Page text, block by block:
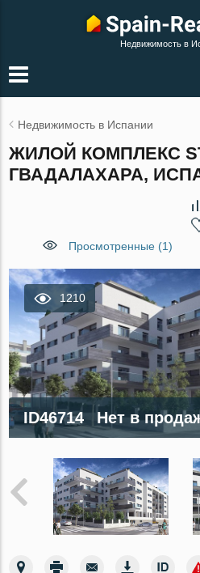
Недвижимость в
Недвижимость в Испании
ЖИЛОЙ КОМПЛЕКС
ГВАДАЛАХАРА,
Просмотренные (1)
1210
ID46714 Нет в